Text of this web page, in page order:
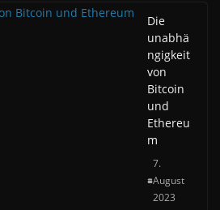
Die
unabhä
ngigkeit
von
Bitcoin
und
Ethereu
m
7.
August
2023